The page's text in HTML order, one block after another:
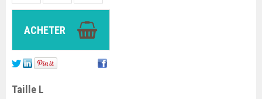
Taille L